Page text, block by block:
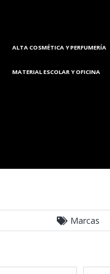
ALTA COSMÉTICA Y PERFUMERÍA
MATERIAL ESCOLAR Y OFICINA
Marcas